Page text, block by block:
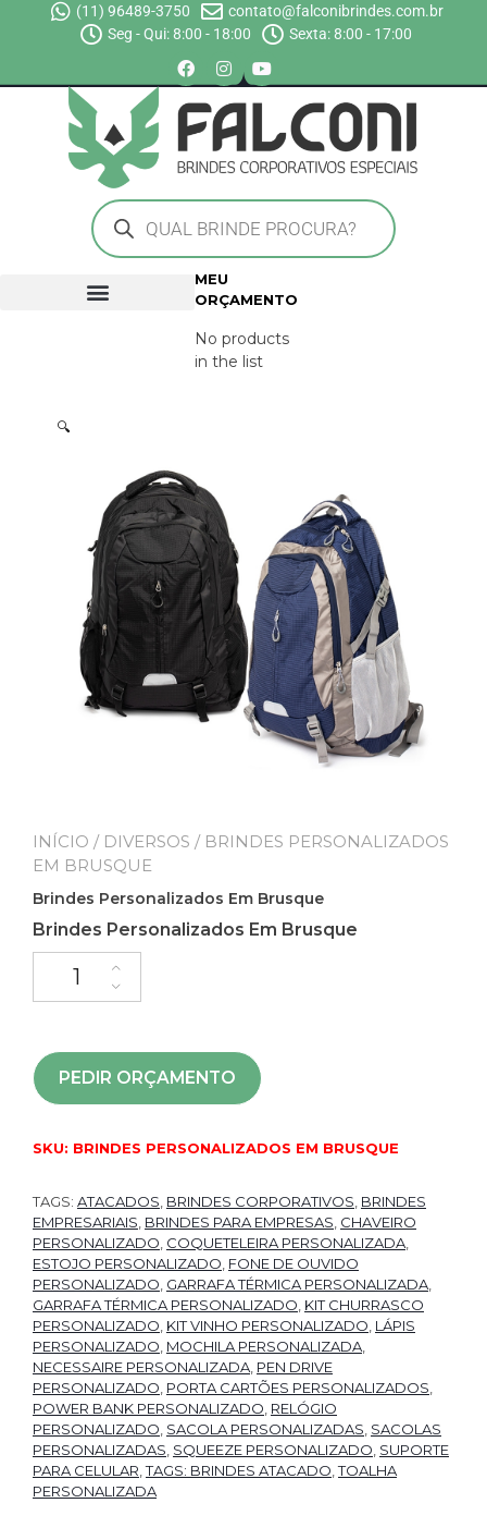
(11) 96489-3750
contato@falconibrindes.com.br
Seg - Qui: 8:00 - 18:00
Sexta: 8:00 - 17:00
MEU
ORÇAMENTO
No products
in the list
🔍
INÍCIO / DIVERSOS / BRINDES PERSONALIZADOS
EM BRUSQUE
Brindes Personalizados Em Brusque
Brindes Personalizados Em Brusque
PEDIR ORÇAMENTO
SKU: BRINDES PERSONALIZADOS EM BRUSQUE
TAGS: ATACADOS BRINDES CORPORATIVOS BRINDES
EMPRESARIAIS BRINDES PARA EMPRESAS CHAVEIRO
PERSONALIZADO COQUETELEIRA PERSONALIZADA
ESTOJO PERSONALIZADO FONE DE OUVIDO
PERSONALIZADO GARRAFA TÉRMICA PERSONALIZADA
GARRAFA TÉRMICA PERSONALIZADO KIT CHURRASCO
PERSONALIZADO KIT VINHO PERSONALIZADO LÁPIS
PERSONALIZADO MOCHILA PERSONALIZADA
NECESSAIRE PERSONALIZADA PEN DRIVE
PERSONALIZADO PORTA CARTÕES PERSONALIZADOS
POWER BANK PERSONALIZADO RELÓGIO
PERSONALIZADO SACOLA PERSONALIZADAS SACOLAS
PERSONALIZADAS SQUEEZE PERSONALIZADO SUPORTE
PARA CELULAR ,TAGS: BRINDES ATACADO ,TOALHA
PERSONALIZADA